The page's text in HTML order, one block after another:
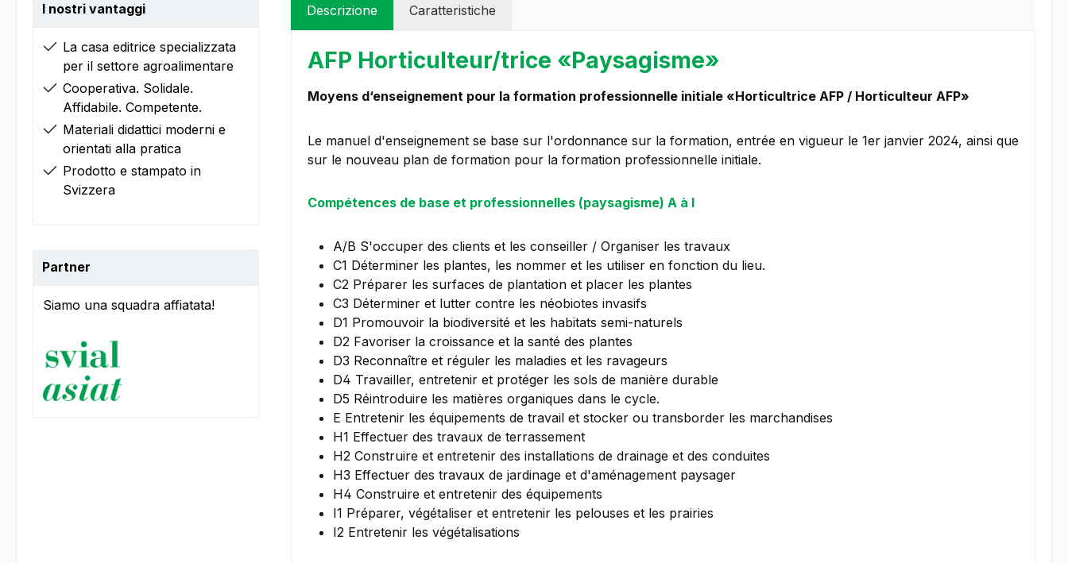
I nostri vantaggi
La casa editrice specializzata
per il settore agroalimentare
Cooperativa. Solidale.
Affidabile. Competente.
Materiali didattici moderni e
orientati alla pratica
Prodotto e stampato in
Svizzera
Partner
Siamo una squadra affiatata!
Descrizione Caratteristiche
AFP Horticulteur/trice «Paysagisme»
Moyens d‘enseignement pour la formation professionnelle initiale «Horticultrice AFP / Horticulteur AFP»
Le manuel d'enseignement se base sur l'ordonnance sur la formation, entrée en vigueur le 1er janvier 2024, ainsi que
sur le nouveau plan de formation pour la formation professionnelle initiale.
Compétences de base et professionnelles (paysagisme) A à I
A/B S'occuper des clients et les conseiller / Organiser les travaux
C1 Déterminer les plantes, les nommer et les utiliser en fonction du lieu.
C2 Préparer les surfaces de plantation et placer les plantes
C3 Déterminer et lutter contre les néobiotes invasifs
D1 Promouvoir la biodiversité et les habitats semi-naturels
D2 Favoriser la croissance et la santé des plantes
D3 Reconnaître et réguler les maladies et les ravageurs
D4 Travailler, entretenir et protéger les sols de manière durable
D5 Réintroduire les matières organiques dans le cycle.
E Entretenir les équipements de travail et stocker ou transborder les marchandises
H1 Effectuer des travaux de terrassement
H2 Construire et entretenir des installations de drainage et des conduites
H3 Effectuer des travaux de jardinage et d'aménagement paysager
H4 Construire et entretenir des équipements
I1 Préparer, végétaliser et entretenir les pelouses et les prairies
I2 Entretenir les végétalisations